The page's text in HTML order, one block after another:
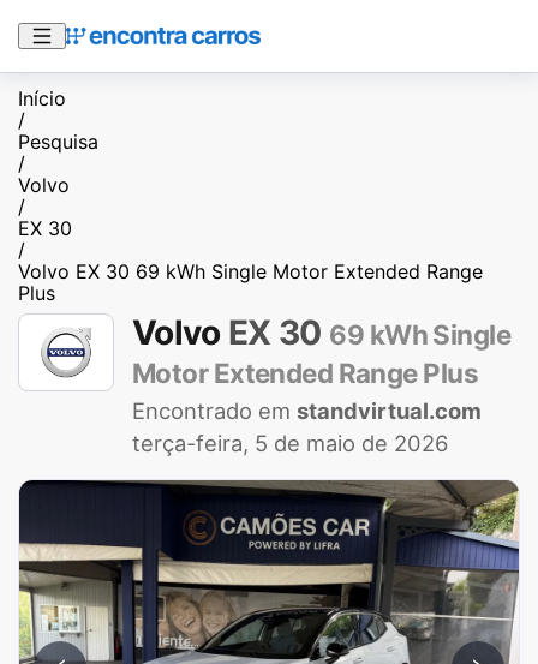
Início
/
Pesquisa
/
Volvo
/
EX 30
/
Volvo EX 30 69 kWh Single Motor Extended Range
Plus
Volvo EX 30 69 kWh Single
Motor Extended Range Plus
Encontrado em standvirtual.com
terça-feira, 5 de maio de 2026